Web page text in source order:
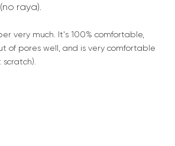
raya).
very much. It's 100% comfortable,
of pores well, and is very comfortable